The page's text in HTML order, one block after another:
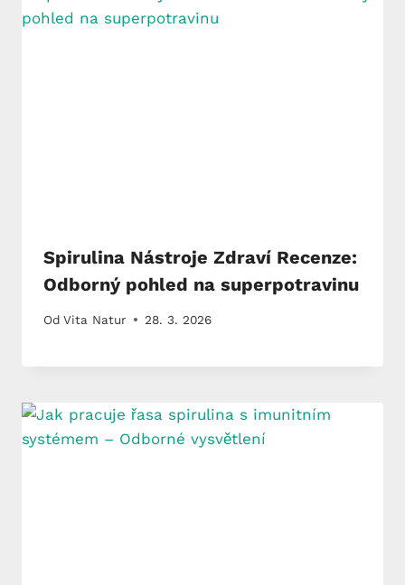
Spirulina Nástroje Zdraví Recenze:
Odborný pohled na superpotravinu
Od Vita Natur 28. 3. 2026